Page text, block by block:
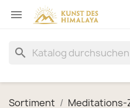

search
Sortiment Meditations-